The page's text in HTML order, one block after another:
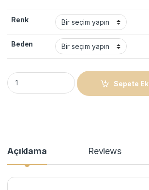
Renk
Beden
Kız Çocuk Bisiklet Yaka Baskılı T-Shirt -
Sepete
Açıklama Reviews